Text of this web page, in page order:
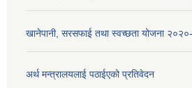
खानेपानी, सरसफाई तथा स्वच्छता योजना
अर्थ मन्त्रालयलाई पठाईएको प्रतिवेदन